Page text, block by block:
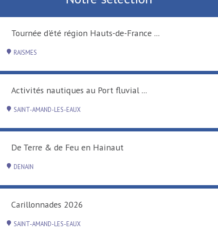
Tournée d'été région Hauts-de-France ...
RAISMES
Activités nautiques au Port fluvial ...
SAINT-AMAND-LES-EAUX
De Terre & de Feu en Hainaut
DENAIN
Carillonnades 2026
SAINT-AMAND-LES-EAUX